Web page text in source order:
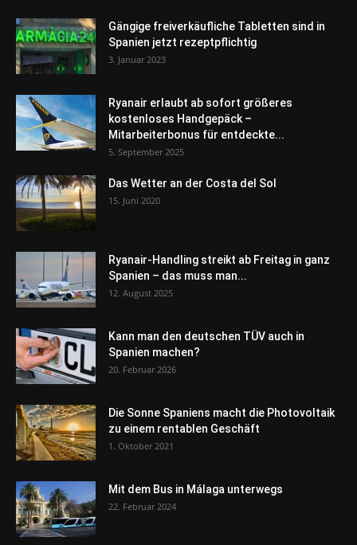
Gängige freiverkäufliche Tabletten sind in
Spanien jetzt rezeptpflichtig
3. Januar 2023
Ryanair erlaubt ab sofort größeres
kostenloses Handgepäck –
Mitarbeiterbonus für entdeckte...
5. September 2025
Das Wetter an der Costa del Sol
15. Juni 2020
Ryanair-Handling streikt ab Freitag in ganz
Spanien – das muss man...
12. August 2025
Kann man den deutschen TÜV auch in
Spanien machen?
20. Februar 2026
Die Sonne Spaniens macht die Photovoltaik
zu einem rentablen Geschäft
1. Oktober 2021
Mit dem Bus in Málaga unterwegs
22. Februar 2024